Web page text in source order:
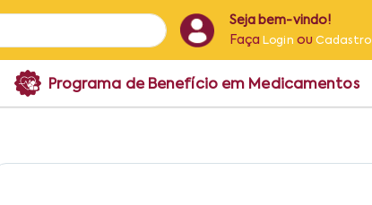
Seja bem-vindo!
Faça Login ouCadastro
Programa de Benefício em Medicamentos